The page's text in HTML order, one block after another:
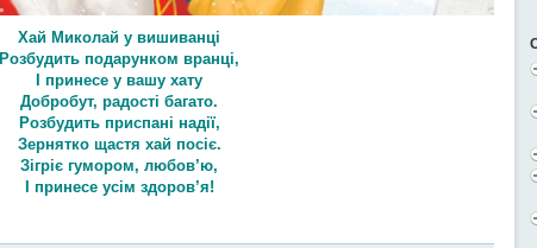
Хай Миколай у вишиванці
Розбудить подарунком вранці,
І принесе у вашу хату
Добробут, радості багато.
Розбудить приспані надії,
Зернятко щастя хай посіє.
Зігріє гумором, любов’ю,
І принесе усім здоров’я!